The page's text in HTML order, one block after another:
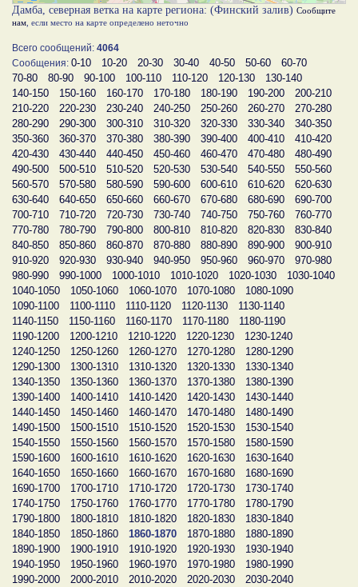
Дамба, северная ветка на карте региона: (Финский залив) Сообщите
нам , если место на карте определено неточно
Всего сообщений: 4064
Сообщения: 0-10 10-20 20-30 30-40 40-50 50-60
60-70
70-80
80-90 90-100 100-110 110-120 120-130
130-140
140-150
150-160 160-170 170-180 180-190 190-200
200-210
210-220
220-230 230-240 240-250 250-260 260-270
270-280
280-290
290-300 300-310 310-320 320-330 330-340
340-350
350-360
360-370 370-380 380-390 390-400 400-410
410-420
420-430
430-440 440-450 450-460 460-470 470-480
480-490
490-500
500-510 510-520 520-530 530-540 540-550
550-560
560-570
570-580 580-590 590-600 600-610 610-620
620-630
630-640
640-650 650-660 660-670 670-680 680-690
690-700
700-710
710-720 720-730 730-740 740-750 750-760
760-770
770-780
780-790 790-800 800-810 810-820 820-830
830-840
840-850
850-860 860-870 870-880 880-890 890-900
900-910
910-920
920-930 930-940 940-950 950-960 960-970
970-980
980-990
990-1000 1000-1010 1010-1020 1020-1030
1030-1040
1040-1050
1050-1060 1060-1070 1070-1080
1080-1090
1090-1100
1100-1110 1110-1120 1120-1130
1130-1140
1140-1150
1150-1160 1160-1170 1170-1180
1180-1190
1190-1200
1200-1210 1210-1220 1220-1230
1230-1240
1240-1250
1250-1260 1260-1270 1270-1280
1280-1290
1290-1300
1300-1310 1310-1320 1320-1330
1330-1340
1340-1350
1350-1360 1360-1370 1370-1380
1380-1390
1390-1400
1400-1410 1410-1420 1420-1430
1430-1440
1440-1450
1450-1460 1460-1470 1470-1480
1480-1490
1490-1500
1500-1510 1510-1520 1520-1530
1530-1540
1540-1550
1550-1560 1560-1570 1570-1580
1580-1590
1590-1600
1600-1610 1610-1620 1620-1630
1630-1640
1640-1650
1650-1660 1660-1670 1670-1680
1680-1690
1690-1700
1700-1710 1710-1720 1720-1730
1730-1740
1740-1750
1750-1760 1760-1770 1770-1780
1780-1790
1790-1800
1800-1810 1810-1820 1820-1830
1830-1840
1840-1850
1850-1860 1860-1870 1870-1880
1880-1890
1890-1900
1900-1910 1910-1920 1920-1930
1930-1940
1940-1950
1950-1960 1960-1970 1970-1980
1980-1990
1990-2000
2000-2010 2010-2020 2020-2030
2030-2040